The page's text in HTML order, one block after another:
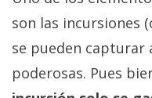
Profesional
+
Más
son las incursiones
se pueden capturar
poderosas. Pues